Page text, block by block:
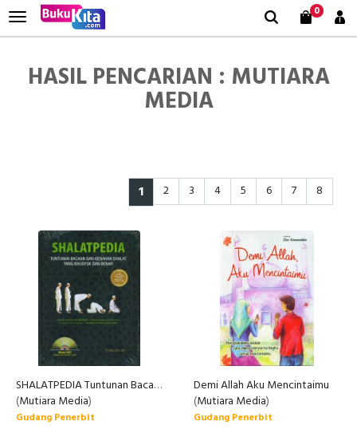
0
HASIL PENCARIAN : MUTIARA
MEDIA
1 2 3 4 5 6 7 8
SHALATPEDIA Tuntunan Bacaan dan Gerakan Shalat yang Khusyuk dan Benar [Bonus CD]
(Mutiara Media)
Gudang Penerbit
Demi Allah Aku Mencintaimu
(Mutiara Media)
Gudang Penerbit